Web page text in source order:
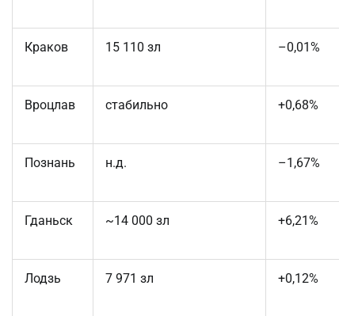
Краков 15 110 зл –0,01%
Вроцлав стабильно +0,68%
Познань н.д. –1,67%
Гданьск ~14 000 зл +6,21%
Лодзь 7 971 зл +0,12%